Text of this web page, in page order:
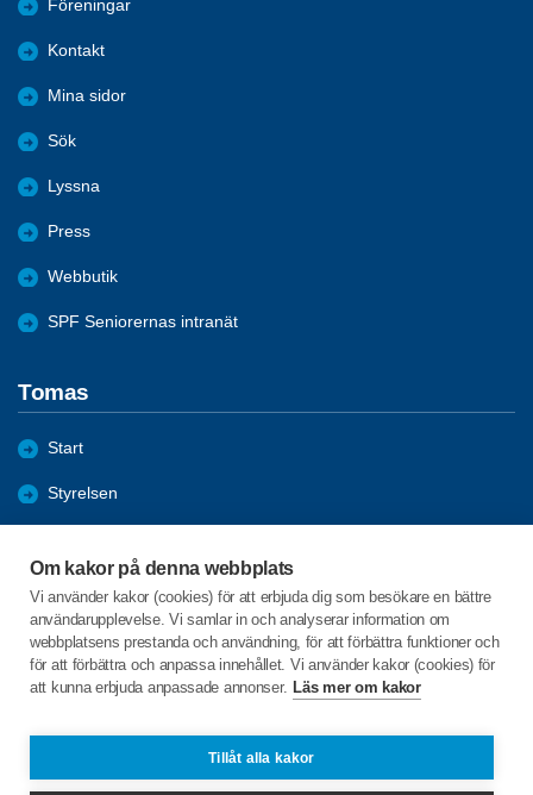
Om kakor på denna webbplats
Vi använder kakor (cookies) för att erbjuda dig som besökare en bättre
användarupplevelse. Vi samlar in och analyserar information om
webbplatsens prestanda och användning, för att förbättra funktioner och
för att förbättra och anpassa innehållet. Vi använder kakor (cookies) för
att kunna erbjuda anpassade annonser. Läs mer om kakor
Tillåt alla kakor
Föreningar
Kontakt
Mina sidor
Sök
Lyssna
Press
Webbutik
SPF Seniorernas intranät
Tomas
Start
Styrelsen
Hänt under 2026
Arkiv
C/o:Johnny Karlsson